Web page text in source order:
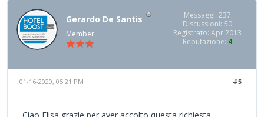
Gerardo De Santis
Member
Messaggi: 237
Discussioni: 50
Registrato: Apr 2013
Reputazione: 4
#5
01-16-2020, 05:21 PM